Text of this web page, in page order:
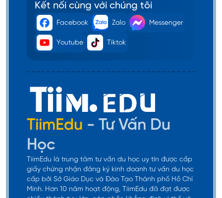
Người bảo trợ/bố mẹ đang có hợp đồng lao
động chính thức
tối thiểu 3 năm
): cần cung cấp
bản sao hợp đồng, giấy xác nhận đóng bảo
hiểm xã hội, tờ khai thuế thu nhập cá nhân.
Trường hợp người bảo trợ/bố mẹ là chủ hộ kinh
doanh: cần xuất trình giấy phép kinh doanh còn
hiệu lực, sổ sách kế toán, các hóa đơn chứng từ
chứng minh hoạt động kinh doanh; bản trình
bày hoạt động kinh doanh.
Đối với trường hợp người bảo trợ/bố mẹ là chủ
doanh nghiệp: cần cung cấp giấy phép đăng ký
kinh doanh, mã số thuế, báo cáo tài chính, báo
cáo thuế thu nhập doanh nghiệp, cá nhân, các
Kết nối cùng với chúng tôi
Facebook Zalo Messenger
Youtube Tiktok
TiimEdu - Tư Vấn Du
Học
TiimEdu là trung tâm tư vấn du học uy tín được cấp
giấy chứng nhận đăng ký kinh doanh tư vấn du học
cấp bởi Sở Giáo Dục và Đào Tạo Thành phố Hồ Chí
Minh. Hơn 10 năm hoạt động, TiimEdu đã đạt được